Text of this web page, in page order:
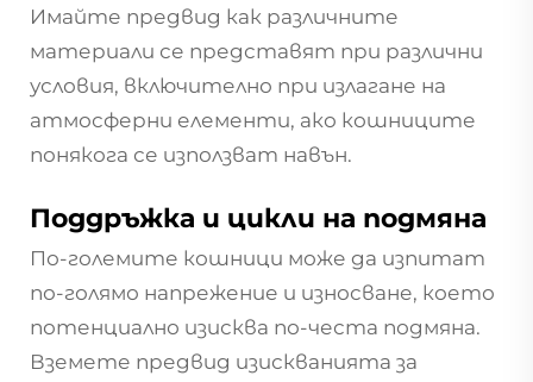
Имайте предвид как различните
материали се представят при различни
условия, включително при излагане на
атмосферни елементи, ако кошниците
понякога се използват навън.
Поддръжка и цикли на подмяна
По-големите кошници може да изпитат
по-голямо напрежение и износване, което
потенциално изисква по-честа подмяна.
Вземете предвид изискванията за